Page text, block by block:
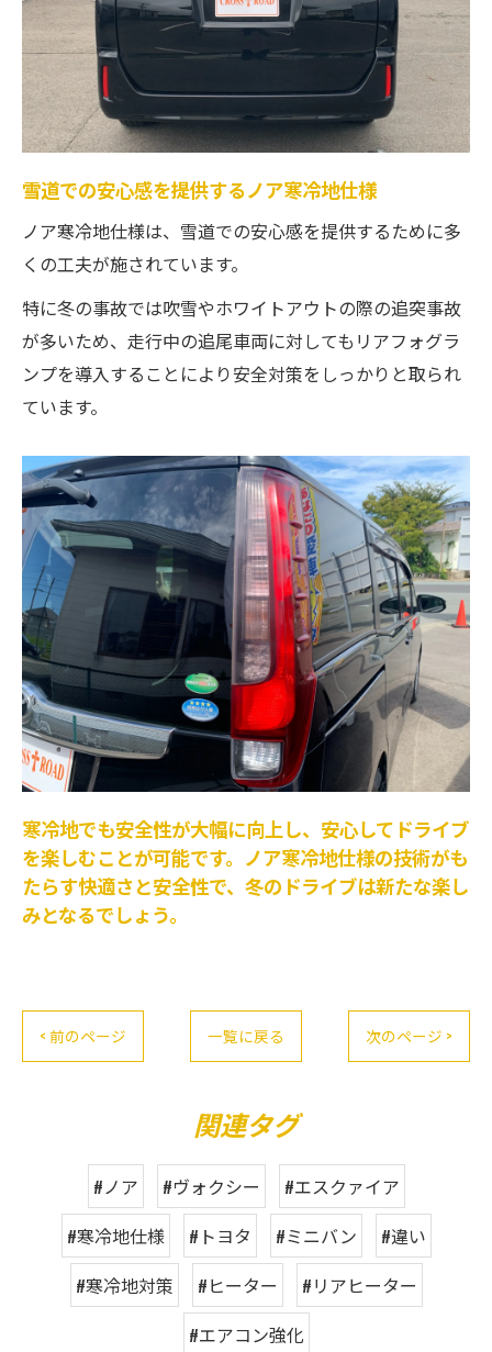
雪道での安心感を提供するノア寒冷地仕様
ノア寒冷地仕様は、雪道での安心感を提供するために多
くの工夫が施されています。
特に冬の事故では吹雪やホワイトアウトの際の追突事故
が多いため、走行中の追尾車両に対してもリアフォグラ
ンプを導入することにより安全対策をしっかりと取られ
ています。
寒冷地でも安全性が大幅に向上し、安心してドライブ
を楽しむことが可能です。ノア寒冷地仕様の技術がも
たらす快適さと安全性で、冬のドライブは新たな楽し
みとなるでしょう。
< 前のページ 一覧に戻る 次のページ >
関連タグ
#ノア #ヴォクシー
#エスクァイア
#寒冷地仕様
#トヨタ #ミニバン
#違い
#寒冷地対策
#ヒーター
#リアヒーター
#エアコン強化